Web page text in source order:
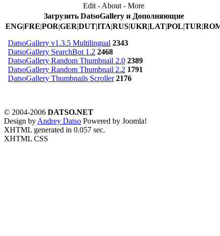
Edit - About - More
Загрузить DatsoGallery и Дополняющие
ENG|FRE|POR|GER|DUT|ITA|RUS|UKR|LAT|POL|TUR|
DatsoGallery v1.3.5 Multilingual 2343
DatsoGallery SearchBot 1.2 2468
DatsoGallery Random Thumbnail 2.0 2389
DatsoGallery Random Thumbnail 2.2 1791
DatsoGallery Thumbnails Scroller 2176
© 2004-2006 DATSO.NET
Design by Andrey Datso Powered by Joomla!
XHTML generated in 0.057 sec.
XHTML CSS